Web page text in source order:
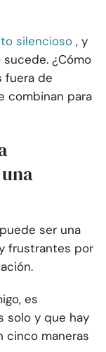
silencioso , y
¿Cómo
fuera de
combinan para
ser una
frustrantes por
es
solo y que hay
cinco maneras